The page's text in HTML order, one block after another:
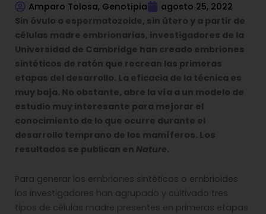
Amparo Tolosa, Genotipia
agosto 25, 2022
Sin óvulo o espermatozoide, sin útero y a partir de
células madre embrionarias, investigadores de la
Universidad de Cambridge han creado embriones
sintéticos de ratón que recrean las primeras
etapas del desarrollo. La eficacia de la técnica es
muy baja. No obstante, abre la vía a un modelo de
estudio muy interesante para mejorar el
conocimiento de lo que ocurre durante el
desarrollo temprano de los mamíferos. Los
resultados se publican en Nature.
Para generar los embriones sintéticos o embrioides
los investigadores han agrupado y cultivado tres
tipos de células madre presentes en primeras etapas